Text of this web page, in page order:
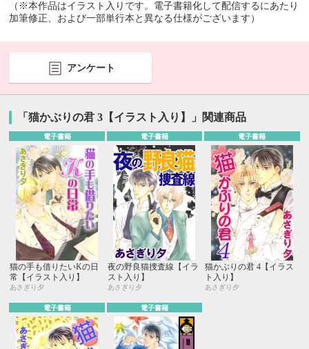
（※本作品はイラスト入りです。電子書籍化して配信するにあたり
加筆修正、および一部単行本と異なる仕様がございます）
アンケート
「猫かぶりの君 3【イラスト入り】」関連商品
電子書籍
猫の手も借りたいKの日
常【イラスト入り】
あさぎり夕
電子書籍
夜の野良猫捜査線【イラ
スト入り】
あさぎり夕
電子書籍
猫かぶりの君 4【イラス
ト入り】
あさぎり夕
電子書籍 電子書籍